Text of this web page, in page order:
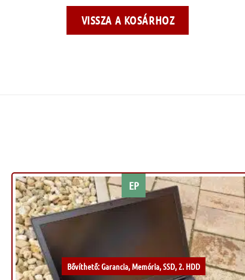
VISSZA A KOSÁRHOZ
EP
Bővíthető: Garancia, Memória, SSD, 2. HDD
Kívánságlistához